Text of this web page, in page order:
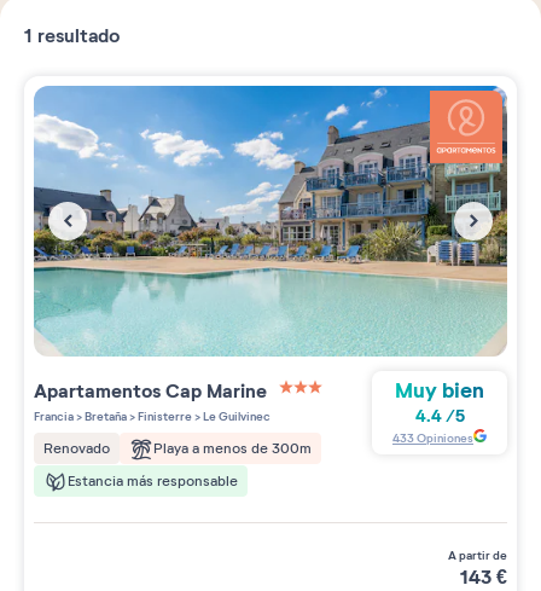
1 resultado
ApartamentosCap Marine
Francia>Bretaña>Finisterre>Le Guilvinec
Renovado
Playa a menos de 300m
Estancia más responsable
Muy bien
4.4/5
433Opiniones
a partir de
143€